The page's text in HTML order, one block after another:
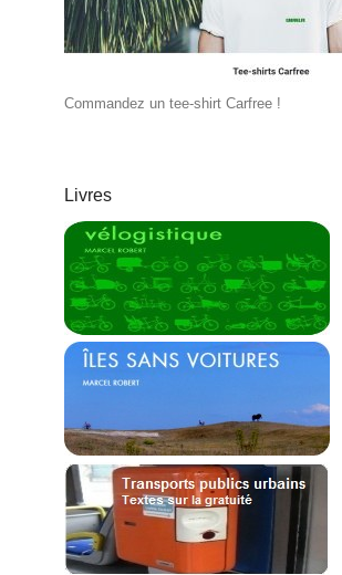
Commandez un tee-shirt Carfree !
Livres